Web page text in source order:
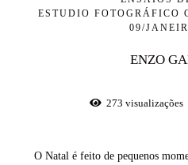
ESTUDIO FOTOGRÁFICO
09/
ENZO
273 visualizações
O Natal é feito de pequenos